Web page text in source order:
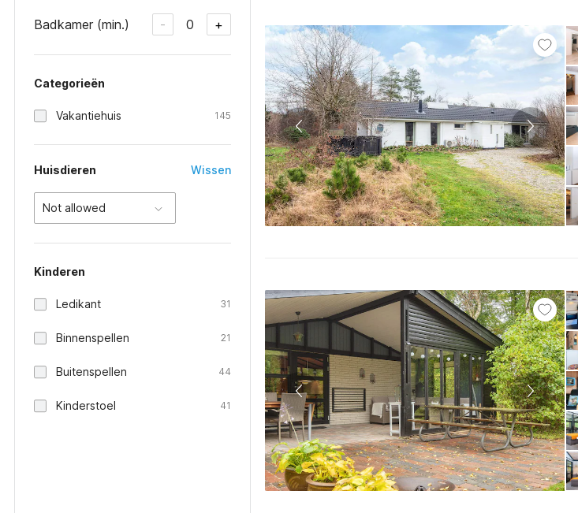
Badkamer (min.) - 0 +
Categorieën
Vakantiehuis 145
Huisdieren Wissen
Not allowed
Kinderen
Ledikant 31
Binnenspellen 21
Buitenspellen 44
Kinderstoel 41